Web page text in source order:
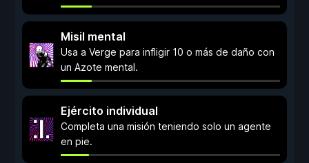
Misil mental
Usa a Verge para infligir 10 o más de daño con
un Azote mental.
Ejército individual
Completa una misión teniendo solo un agente
en pie.